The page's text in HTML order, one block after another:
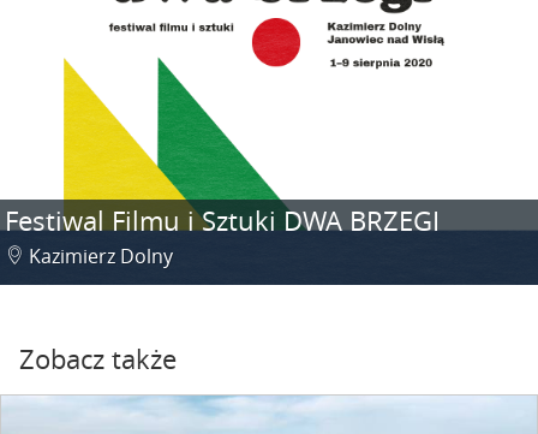
Festiwal Filmu i Sztuki DWA BRZEGI
Kazimierz Dolny
Zobacz także